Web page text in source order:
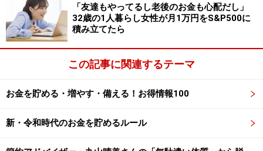
優待の内容で重視しているポイントは「食事関連が特に
興味があります。お金を出しては入らない店も、優待券
があれば入るので、新しい発見があります」とのこと。
ただ結局は、次第に「いつも同じ店を利用することにな
り、新鮮さがなくなる」とも。
「友達もやってるし老後のお金も心配だし」
32歳の1人暮らし女性が月1万円をS&P500に
積み立てたら
この記事に関連するテーマ
お金を貯める・増やす・備える！お得情報100
新・令和時代のお金を貯めるルール